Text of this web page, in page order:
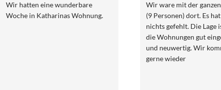
Wir hatten eine wunderbare
Woche in Katharinas Wohnung.
Wir ware mit der
(9 Personen) dort. Es
nichts gefehlt. Die Lage
die Wohnungen gut
und neuwertig. Wir
gerne wieder